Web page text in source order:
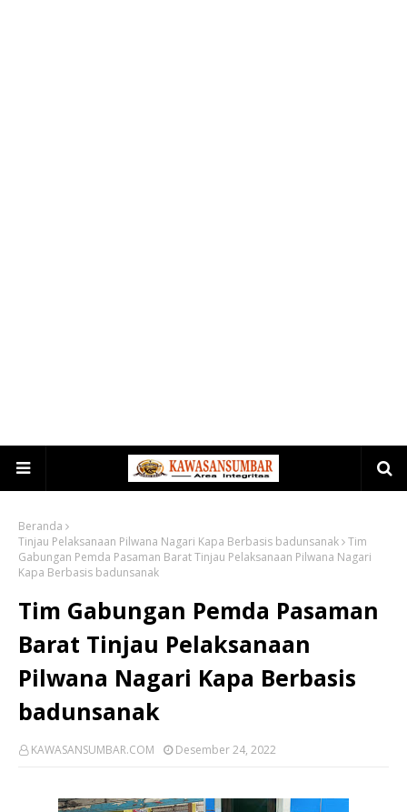
Beranda
Tinjau Pelaksanaan Pilwana Nagari Kapa Berbasis badunsanak Tim
Gabungan Pemda Pasaman Barat Tinjau Pelaksanaan Pilwana Nagari
Kapa Berbasis badunsanak
Tim Gabungan Pemda Pasaman
Barat Tinjau Pelaksanaan
Pilwana Nagari Kapa Berbasis
badunsanak
KAWASANSUMBAR.COM Desember 24, 2022